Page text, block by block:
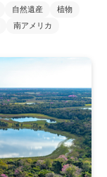
自然遺産
植物
南アメリカ